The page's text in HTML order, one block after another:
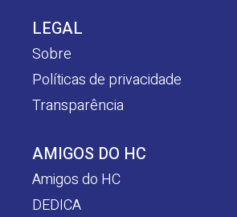
LEGAL
Sobre
Políticas de privacidade
Transparência
AMIGOS DO HC
Amigos do HC
DEDICA